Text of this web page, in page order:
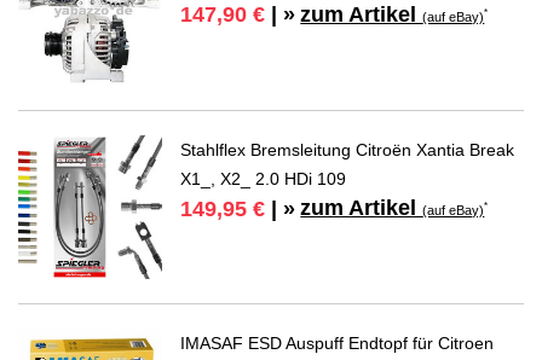
147,90 € | » zum Artikel(auf eBay)*
Stahlflex Bremsleitung Citroën Xantia Break
X1_, X2_ 2.0 HDi 109
149,95 € | » zum Artikel(auf eBay)*
IMASAF ESD Auspuff Endtopf für Citroen